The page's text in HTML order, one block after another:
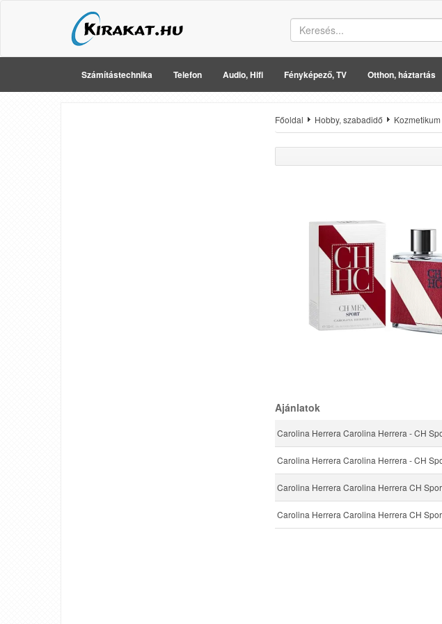
Számítástechnika Telefon Audio, Hifi Fényképező, TV Otthon, háztartás
Főoldal Hobby, szabadidő Kozmetikum
Ajánlatok
Carolina Herrera Carolina Herrera - CH
Carolina Herrera Carolina Herrera - CH
Carolina Herrera Carolina Herrera CH
Carolina Herrera Carolina Herrera CH